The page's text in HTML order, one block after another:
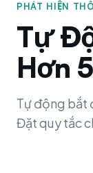
PHÁT HIỆN
Tự
Hơn
Tự động bắt
Đặt quy tắc